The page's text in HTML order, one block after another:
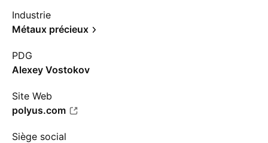
Industrie
Métaux précieux
PDG
Alexey Vostokov
Site Web
polyus.com
Siège social